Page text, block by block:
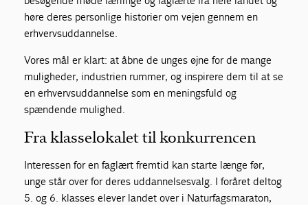
høre deres personlige historier om vejen gennem en
erhvervsuddannelse.
Vores mål er klart: at åbne de unges øjne for de mange
muligheder, industrien rummer, og inspirere dem til at se
en erhvervsuddannelse som en meningsfuld og
spændende mulighed.
Fra klasselokalet til konkurrencen
Interessen for en faglært fremtid kan starte længe før,
unge står over for deres uddannelsesvalg. I foråret deltog
5. og 6. klasses elever landet over i Naturfagsmaraton,